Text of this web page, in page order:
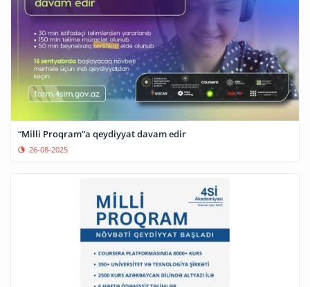
“Milli Proqram”a qeydiyyat davam edir
26-08-2025